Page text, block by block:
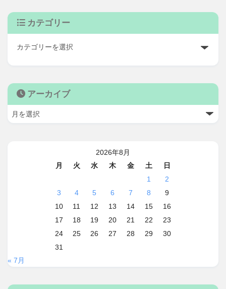
カテゴリー
アーカイブ
2026年8月
月
火 水 木 金 土
日
1
2
3
4 5 6 7 8
9
10
11 12 13 14 15
16
17
18 19 20 21 22
23
24
25 26 27 28 29
30
31
« 7月